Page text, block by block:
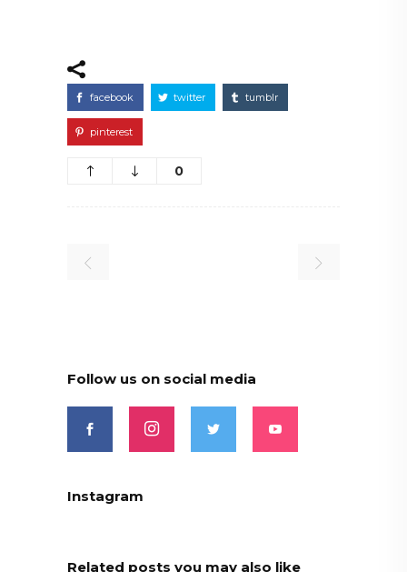
facebook twitter tumblr
pinterest
0
Follow us on social media
Instagram
Related posts you may also like